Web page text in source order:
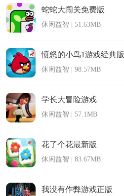
蛇蛇大闯关免费版
休闲益智 | 51.63MB
愤怒的小鸟1游戏经典版
休闲益智 | 98.57MB
学长大冒险游戏
休闲益智 | 57.1MB
花了个花最新版
休闲益智 | 83.67MB
我没有作弊游戏正版